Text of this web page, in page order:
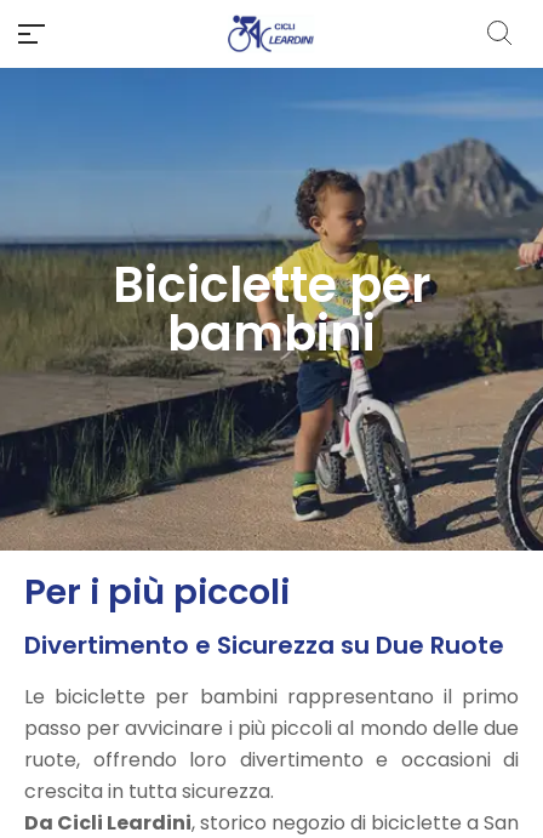
Biciclette per
bambini
Per i più piccoli
Divertimento e Sicurezza su Due Ruote
Le biciclette per bambini rappresentano il primo
passo per avvicinare i più piccoli al mondo delle due
ruote, offrendo loro divertimento e occasioni di
crescita in tutta sicurezza.
Da Cicli Leardini, storico negozio di biciclette a San